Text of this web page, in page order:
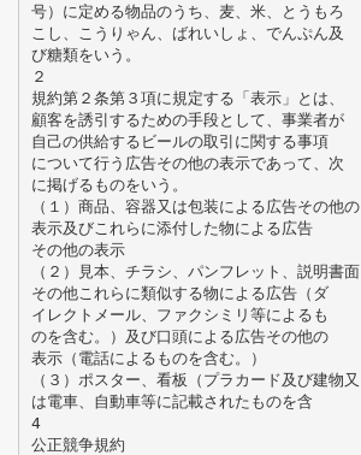
号）に定める物品のうち、麦、米、とうもろ
こし、こうりゃん、ばれいしょ、でんぷん及
び糖類をいう。
２
規約第２条第３項に規定する「表示」とは、
顧客を誘引するための手段として、事業者が
自己の供給するビールの取引に関する事項
について行う広告その他の表示であって、次
に掲げるものをいう。
（１）商品、容器又は包装による広告その他の
表示及びこれらに添付した物による広告
その他の表示
（２）見本、チラシ、パンフレット、説明書面
その他これらに類似する物による広告（ダ
イレクトメール、ファクシミリ等によるも
のを含む。）及び口頭による広告その他の
表示（電話によるものを含む。）
（３）ポスター、看板（プラカード及び建物又
は電車、自動車等に記載されたものを含
4
公正競争規約